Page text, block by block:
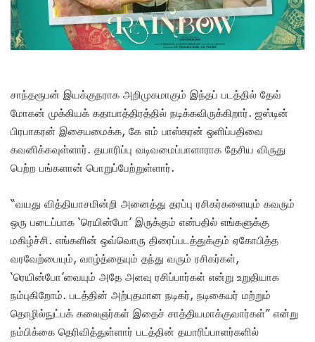
சாந்தரூபன் இயக்குநராக அறிமுகமாகும் இந்தப் படத்தில் தேவ்
மோகன் முக்கியக் கதாபாத்திரத்தில் நடிக்கவிருக்கிறார். ஜஸ்டின்
பிரபாகரன் இசையமைக்க, கே எம் பாஸ்கரன் ஒளிப்பதிவை
கவனிக்கவுள்ளார். தயாரிப்பு வடிவமைப்பாளாராக தேசிய விருது
பெற்ற பங்களான் பொறுப்பேற்றுள்ளார்.
“வயது வித்தியாசமின்றி அனைத்து தரப்பு ரசிகர்களையும் கவரும்
ஒரு படைப்பாக ‘ரெயின்போ’ இருக்கும் என்பதில் எங்களுக்கு
மகிழ்ச்சி. எங்களின் ஒவ்வொரு திரைப்படத்துக்கும் ஏகோபித்த
வரவேற்பையும், வாழ்த்தையும் தந்து வரும் ரசிகர்கள்,
‘ரெயின்போ’வையும் அதே அளவு ரசிப்பார்கள் என்று உறுதியாக
நம்புகிறோம். படத்தின் அற்புதமான நடிகர், நடிகையர் மற்றும்
தொழில்நுட்பக் கலைஞர்கள் இதைச் சாத்தியமாக்குவார்கள்” என்று
நம்பிக்கை தெரிவித்துள்ளார் படத்தின் தயாரிப்பாளர்களில்